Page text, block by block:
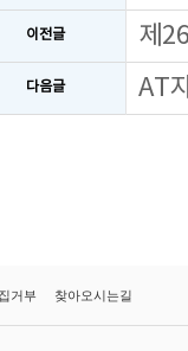
이전글 제
다음글 AT
거부 찾아오시는길